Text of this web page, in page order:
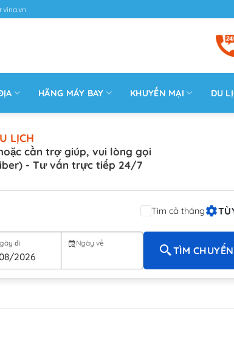
HÃNG MÁY BAY KHUYẾN MẠI DU
LỊCH
cần trợ giúp, vui lòng gọi
- Tư vấn trực tiếp 24/7
Tìm cả tháng
đi Ngày về
TÌM